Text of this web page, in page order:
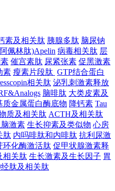
素及相关肽 胰腺多肽 脑尿钠
佩林肽)Apelin 病毒相关肽 层
催宫素肽 尿紧张素 促黑激素
素 瘦素片段肽 GTP结合蛋白
相关肽 泌乳刺激素释放
脑啡肽 大类皮素及
质金属蛋白酶底物 降钙素 Tau
质及相关肽 ACTH及相关肽
激素 生长抑素及类似物 心房
肽 内吗啡肽和内啡肽 抗利尿激
环化酶激活肽 促甲状腺激素释
相关肽 生长激素及生长因子 胃
肽及相关肽